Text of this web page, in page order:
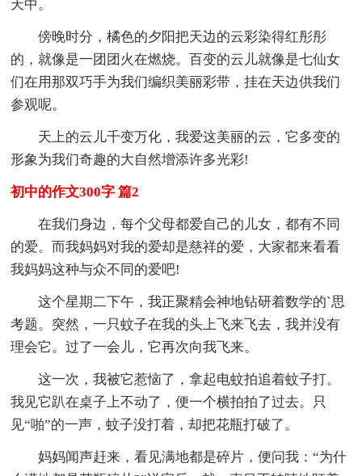
天中。
傍晚时分，橘色的夕阳把天边的云彩染得红彤彤
的，就像是一团团火在燃烧。百变的云儿就像是七仙女
们在用那双巧手为我们编织美丽彩带，挂在天边供我们
参观呢。
天上的云儿千变万化，我爱这美丽的云，它多变的
形象为我们奇趣的大自然增添许多光彩!
初中的作文300字 篇2
在我们身边，每个父母都爱自己的儿女，都有不同
的爱。而我妈妈对我的爱却是慈祥的爱，大家都来看看
我妈妈这种与众不同的爱吧!
这个星期二下午，我正聚精会神地钻研着数学的`思
考题。突然，一只蚊子在我的头上飞来飞去，我并没有
理会它。过了一会儿，它再次向我飞来。
这一次，我被它惹恼了，拿起电蚊拍追着蚊子打。
我见它趴在桌子上不动了，便一个横拍拍了过去。只
见“啪”的一声，蚊子没打着，却把花瓶打破了。
妈妈闻声赶来，看见满地都是碎片，便问我：“为什